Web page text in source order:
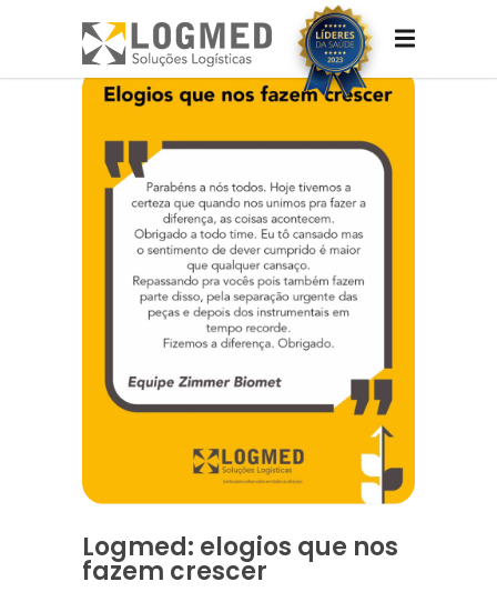
Logmed: elogios que nos
fazem crescer